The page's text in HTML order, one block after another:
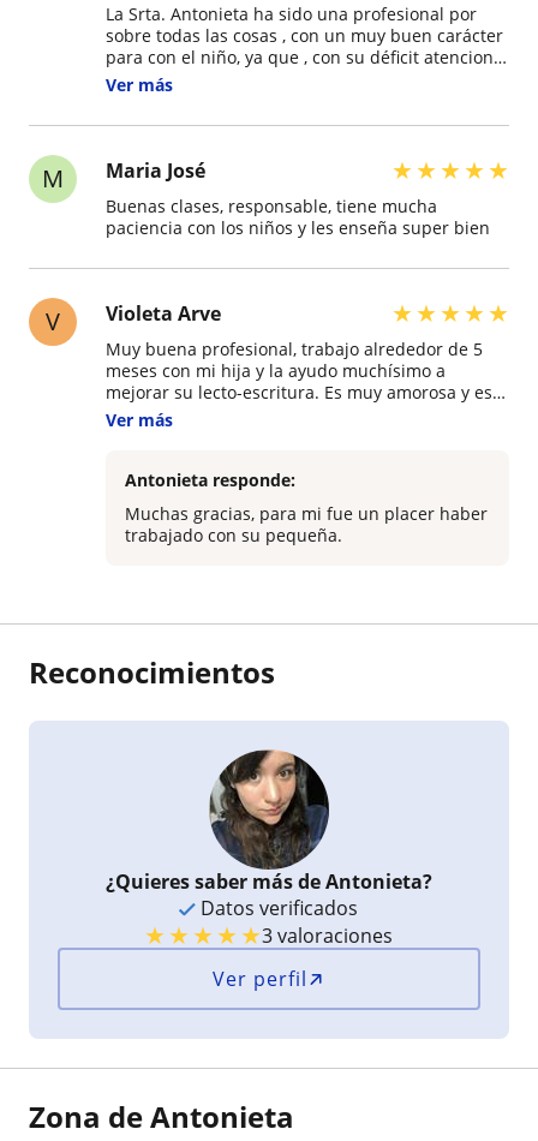
La Srta. Antonieta ha sido una profesional por
sobre todas las cosas , con un muy buen carácter
para con el niño, ya que , con su déficit atencional
Gabriel es muy inquieto , ella lo encamino, ayudo
con materiales diferentes sacándole potencial a
responsable , puntual.
Ver más
M Maria José ★★★★★
Buenas clases, responsable, tiene mucha
paciencia con los niños y les enseña super bien
V Violeta Arve ★★★★★
Muy buena profesional, trabajo alrededor de 5
meses con mi hija y la ayudo muchísimo a
mejorar su lecto-escritura. Es muy amorosa y eso
le dio mucha confianza a mi hija para trabajar
Ver más
Antonieta responde:
Muchas gracias, para mi fue un placer haber
trabajado con su pequeña.
Reconocimientos
¿Quieres saber más de Antonieta?
Datos verificados
★★★★★3 valoraciones
Ver perfil
Zona de Antonieta